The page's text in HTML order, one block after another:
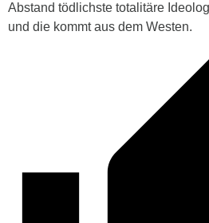
Abstand tödlichste totalitäre
und die kommt aus dem Westen.